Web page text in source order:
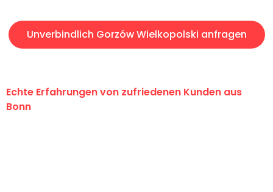
Unverbindlich Gorzów Wielkopolski anfragen
Echte Erfahrungen von zufriedenen Kunden aus
Bonn